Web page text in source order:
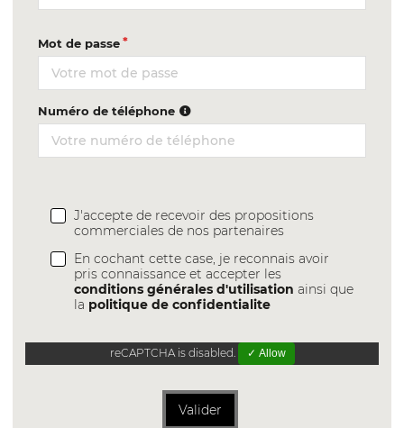
Mot de passe
Numéro de téléphone
J'accepte de recevoir des propositions
commerciales de nos partenaires
En cochant cette case, je reconnais avoir
pris connaissance et accepter les
conditions générales d'utilisation ainsi que
la politique de confidentialite
reCAPTCHA is disabled. ✓ Allow
Valider